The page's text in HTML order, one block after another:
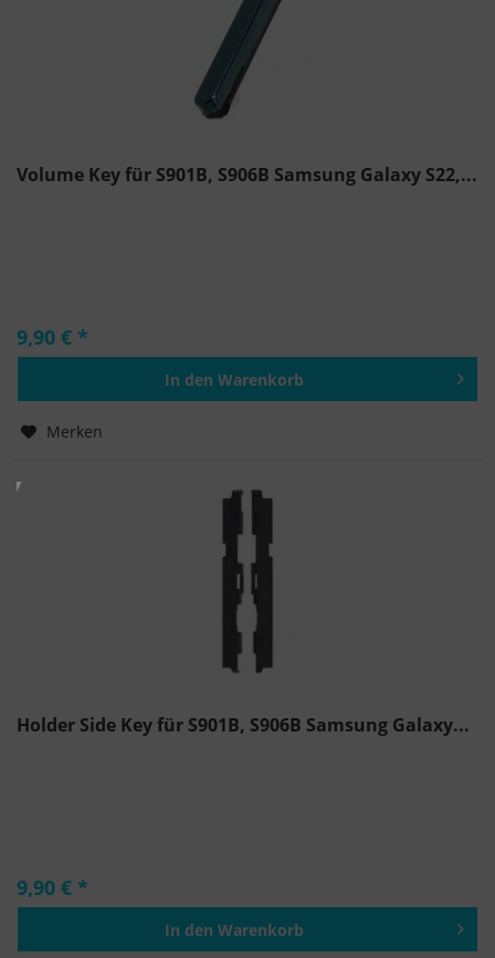
Volume Key für S901B, S906B Samsung Galaxy S22,...
9,90 € *
In den Warenkorb
Merken
Holder Side Key für S901B, S906B Samsung Galaxy...
9,90 € *
In den Warenkorb